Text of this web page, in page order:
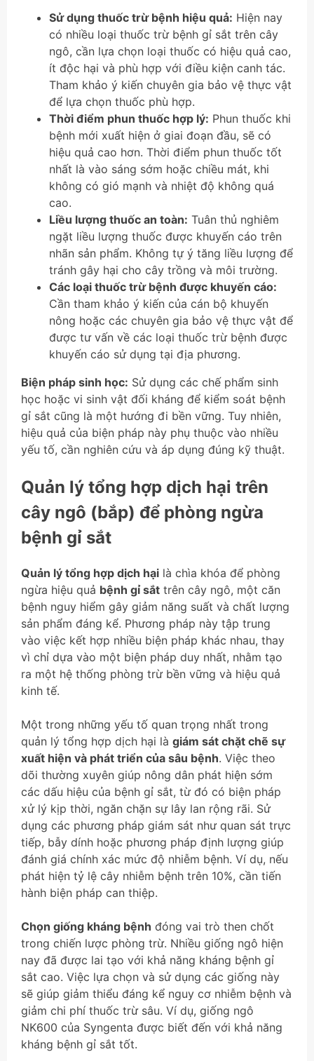
Sử dụng thuốc trừ bệnh hiệu quả: Hiện nay
có nhiều loại thuốc trừ bệnh gỉ sắt trên cây
ngô, cần lựa chọn loại thuốc có hiệu quả cao,
ít độc hại và phù hợp với điều kiện canh tác.
Tham khảo ý kiến chuyên gia bảo vệ thực vật
để lựa chọn thuốc phù hợp.
Thời điểm phun thuốc hợp lý: Phun thuốc khi
bệnh mới xuất hiện ở giai đoạn đầu, sẽ có
hiệu quả cao hơn. Thời điểm phun thuốc tốt
nhất là vào sáng sớm hoặc chiều mát, khi
không có gió mạnh và nhiệt độ không quá
cao.
Liều lượng thuốc an toàn: Tuân thủ nghiêm
ngặt liều lượng thuốc được khuyến cáo trên
nhãn sản phẩm. Không tự ý tăng liều lượng để
tránh gây hại cho cây trồng và môi trường.
Các loại thuốc trừ bệnh được khuyến cáo:
Cần tham khảo ý kiến của cán bộ khuyến
nông hoặc các chuyên gia bảo vệ thực vật để
được tư vấn về các loại thuốc trừ bệnh được
khuyến cáo sử dụng tại địa phương.
Biện pháp sinh học: Sử dụng các chế phẩm sinh
học hoặc vi sinh vật đối kháng để kiểm soát bệnh
gỉ sắt cũng là một hướng đi bền vững. Tuy nhiên,
hiệu quả của biện pháp này phụ thuộc vào nhiều
yếu tố, cần nghiên cứu và áp dụng đúng kỹ thuật.
Quản lý tổng hợp dịch hại trên
cây ngô (bắp) để phòng ngừa
bệnh gỉ sắt
Quản lý tổng hợp dịch hại là chìa khóa để phòng
ngừa hiệu quả bệnh gỉ sắt trên cây ngô, một căn
bệnh nguy hiểm gây giảm năng suất và chất lượng
sản phẩm đáng kể. Phương pháp này tập trung
vào việc kết hợp nhiều biện pháp khác nhau, thay
vì chỉ dựa vào một biện pháp duy nhất, nhằm tạo
ra một hệ thống phòng trừ bền vững và hiệu quả
kinh tế.
Một trong những yếu tố quan trọng nhất trong
quản lý tổng hợp dịch hại là giám sát chặt chẽ sự
xuất hiện và phát triển của sâu bệnh. Việc theo
dõi thường xuyên giúp nông dân phát hiện sớm
các dấu hiệu của bệnh gỉ sắt, từ đó có biện pháp
xử lý kịp thời, ngăn chặn sự lây lan rộng rãi. Sử
dụng các phương pháp giám sát như quan sát trực
tiếp, bẫy dính hoặc phương pháp định lượng giúp
đánh giá chính xác mức độ nhiễm bệnh. Ví dụ, nếu
phát hiện tỷ lệ cây nhiễm bệnh trên 10%, cần tiến
hành biện pháp can thiệp.
Chọn giống kháng bệnh đóng vai trò then chốt
trong chiến lược phòng trừ. Nhiều giống ngô hiện
nay đã được lai tạo với khả năng kháng bệnh gỉ
sắt cao. Việc lựa chọn và sử dụng các giống này
sẽ giúp giảm thiểu đáng kể nguy cơ nhiễm bệnh và
giảm chi phí thuốc trừ sâu. Ví dụ, giống ngô
NK600 của Syngenta được biết đến với khả năng
kháng bệnh gỉ sắt tốt.